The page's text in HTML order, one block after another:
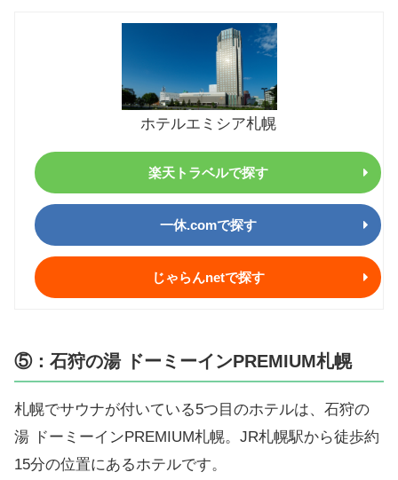
ホテルエミシア札幌
楽天トラベルで探す
一休.comで探す
じゃらんnetで探す
⑤：石狩の湯 ドーミーインPREMIUM札幌
札幌でサウナが付いている5つ目のホテルは、石狩の
湯 ドーミーインPREMIUM札幌。JR札幌駅から徒歩約
15分の位置にあるホテルです。